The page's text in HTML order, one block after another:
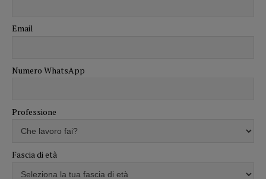
Email
Numero WhatsApp
Professione
Fascia di età